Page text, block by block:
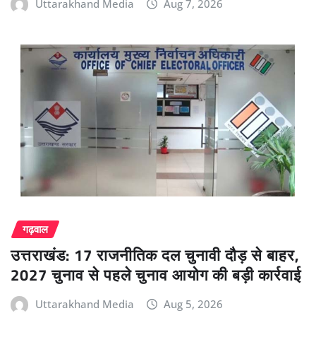
Uttarakhand Media Aug 7, 2026
गढ़वाल
उत्तराखंड: 17 राजनीतिक दल चुनावी दौड़ से बाहर,
2027 चुनाव से पहले चुनाव आयोग की बड़ी कार्रवाई
Uttarakhand Media Aug 5, 2026